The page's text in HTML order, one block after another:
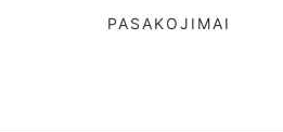
PASAKOJIMAI